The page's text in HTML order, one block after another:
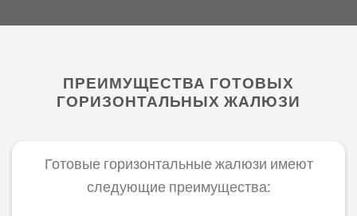
ПРЕИМУЩЕСТВА ГОТОВЫХ
ГОРИЗОНТАЛЬНЫХ ЖАЛЮЗИ
Готовые горизонтальные жалюзи имеют
следующие преимущества: